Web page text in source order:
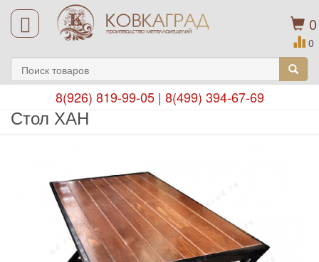
0
0
8(926) 819-99-05| 8(499) 394-67-69
Стол ХАН